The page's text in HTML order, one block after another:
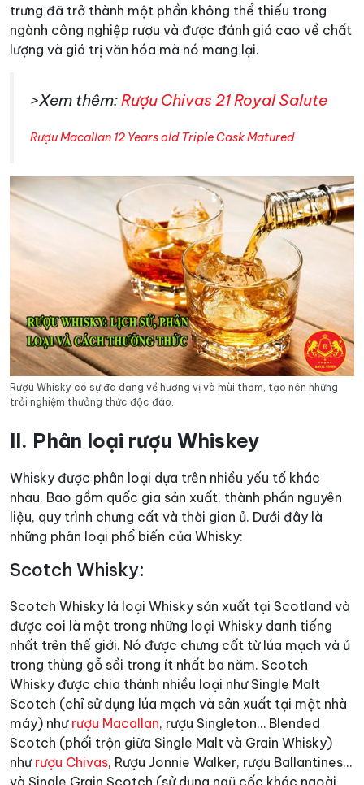
trưng đã trở thành một phần không thể thiếu trong
ngành công nghiệp rượu và được đánh giá cao về chất
lượng và giá trị văn hóa mà nó mang lại.
>Xem thêm:Rượu Chivas 21 Royal Salute
Rượu Macallan 12 Years old Triple Cask Matured
Rượu Whisky có sự đa dạng về hương vị và mùi thơm, tạo nên những
trải nghiệm thưởng thức độc đáo.
II. Phân loại rượu Whiskey
Whisky được phân loại dựa trên nhiều yếu tố khác
nhau. Bao gồm quốc gia sản xuất, thành phần nguyên
liệu, quy trình chưng cất và thời gian ủ. Dưới đây là
những phân loại phổ biến của Whisky:
Scotch Whisky:
Scotch Whisky là loại Whisky sản xuất tại Scotland và
được coi là một trong những loại Whisky danh tiếng
nhất trên thế giới. Nó được chưng cất từ lúa mạch và ủ
trong thùng gỗ sồi trong ít nhất ba năm. Scotch
Whisky được chia thành nhiều loại như Single Malt
Scotch (chỉ sử dụng lúa mạch và sản xuất tại một nhà
máy) như rượu Macallan, rượu Singleton… Blended
Scotch (phối trộn giữa Single Malt và Grain Whisky)
như rượu Chivas, Rượu Jonnie Walker, rượu Ballantines…